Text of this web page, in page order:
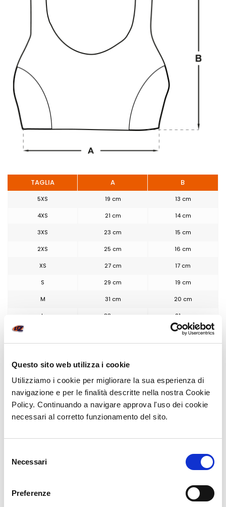
Questo sito web utilizza i cookie
Utilizziamo i cookie per migliorare la sua esperienza di
navigazione e per le finalità descritte nella nostra Cookie
Policy. Continuando a navigare approva l'uso dei cookie
necessari al corretto funzionamento del sito.
delNecessari
Preferenze
La LYCRA® è una fibra di
elastomero sintetica in
grado di allungarsi fino a sei
volte la sua lunghezza e di
ritornare allo stato iniziale
ripetutamente. Le fibre di
LYCRA® hanno ridefinito i
concetti di comfort,
aderenza, libertà di
movimento e ritenzione della
TAGLIA A B
5XS 19 cm 13 cm
4XS 21 cm 14 cm
3XS 23 cm 15 cm
2XS 25 cm 16 cm
XS 27 cm 17 cm
S 29 cm 19 cm
M 31 cm 20 cm
L 33 cm 21 cm
22 cm
3XL 39 cm
4XL 41 cm 25 cm
POTREBBE INTERESSARTI